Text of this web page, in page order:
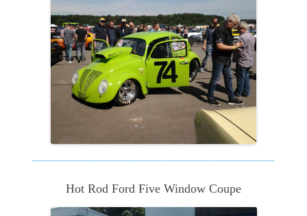
Hot Rod Ford Five Window Coupe